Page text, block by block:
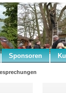
Sponsoren